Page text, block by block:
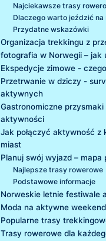
Najciekawsze trasy
Dlaczego ⁢warto jeździć
Przydatne wskazówki
Organizacja trekkingu⁤ z
fotografia w Norwegii – jak
Ekspedycje zimowe ‍-
Przetrwanie w dziczy ⁤-
aktywnych
Gastronomiczne przysmaki
aktywności
Jak połączyć aktywność z
miast
Planuj swój wyjazd –
Najlepsze trasy rowerowe
Podstawowe informacje
Norweskie ‌letnie festiwale
Moda na aktywne
Popularne trasy
Trasy rowerowe dla